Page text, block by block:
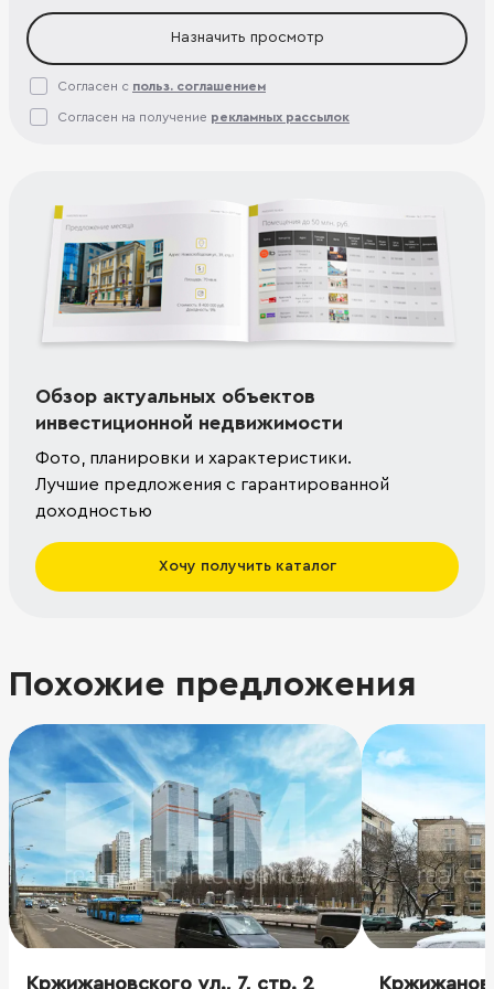
Назначить просмотр
Согласен с польз. соглашением
Согласен на получение рекламных рассылок
Обзор актуальных объектов
инвестиционной недвижимости
Фото, планировки и характеристики.
Лучшие предложения с гарантированной
доходностью
Хочу получить каталог
Похожие предложения
Кржижановского ул., 7, стр. 2